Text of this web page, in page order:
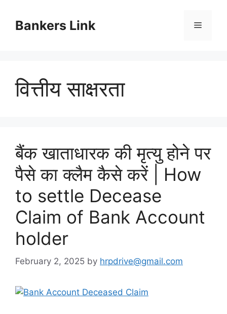
contentBankers Link Menu
वित्तीय साक्षरता
बैंक खाताधारक की मृत्यु होने पर
पैसे का क्लैम कैसे करें | How
to settle Decease
Claim of Bank Account
holder
February 2, 2025 by hrpdrive@gmail.com